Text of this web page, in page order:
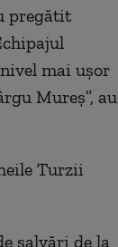
pregătit
mai uşor
Mureş”, au
Turzii
salvări de la